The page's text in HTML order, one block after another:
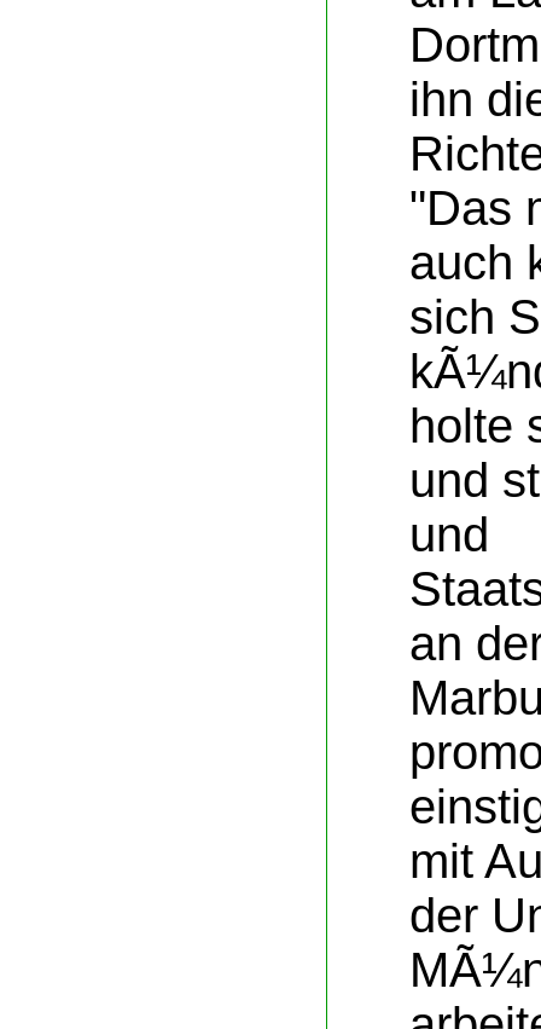
ihn
"Das
auch
sich
holte
und
und
an
mit
der